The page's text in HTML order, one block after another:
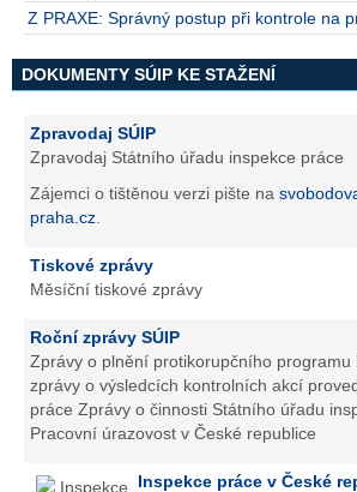
Z PRAXE: Správný postup při kontrole na
DOKUMENTY SÚIP KE STAŽENÍ
Zpravodaj SÚIP
Zpravodaj Státního úřadu inspekce práce
Zájemci o tištěnou verzi pište na
praha.cz
Tiskové zprávy
Měsíční tiskové zprávy
Roční zprávy SÚIP
Zprávy o plnění protikorupčního programu
zprávy o výsledcích kontrolních akcí
práce Zprávy o činnosti Státního úřadu
Pracovní úrazovost v České republice
Inspekce práce v České